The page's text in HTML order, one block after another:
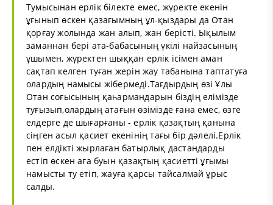
Тумысынан ерлік білекте емес, жүректе екенін
ұғынып өскен қазағымның ұл-қыздары да Отан
қорғау жолында жан алып, жан берісті. Ықылым
заманнан бері ата-бабасының үкілі найзасының
ұшымен, жүректен шыққан ерлік ісімен аман
сақтап келген туған жерін жау табанына таптатуға
олардың намысы жібермеді.Тағдырдың өзі Ұлы
Отан соғысының қаһармандарын біздің елімізде
туғызып,олардың атағын өзімізде ғана емес, өзге
елдерге де шығарғаны - ерлік қазақтың қанына
сіңген асыл қасиет екенінің тағы бір дәлелі.Ерлік
пен елдікті жырлаған батырлық дастандарды
естіп өскен аға буын қазақтың қасиетті ұғымы
намысты ту етіп, жауға қарсы тайсалмай ұрыс
салды.